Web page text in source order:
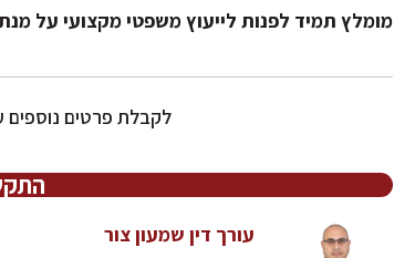
מומלץ תמיד לפנות לייעוץ משפטי מקצועי על
לקבלת פרטים נוספים
התקשרו
עורך דין שמעון צור